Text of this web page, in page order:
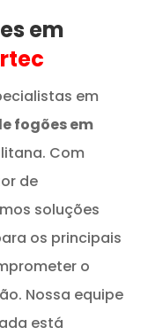
em
em
fogões em
Com
de
soluções
os principais
o
Nossa equipe
está